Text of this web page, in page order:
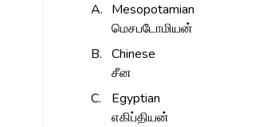
A. Mesopotamian
மெசபடோமியன்
B.
Chinese
சீன
C.
Egyptian
எகிப்தியன்